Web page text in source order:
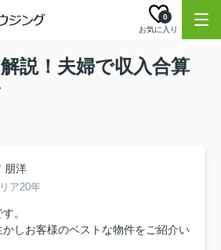
お気に入り
0
説！夫婦で収入合算
朋洋
ア20年
。
しお客様のベストな物件をご紹介い